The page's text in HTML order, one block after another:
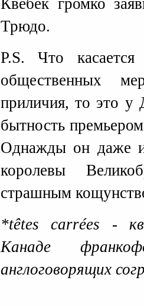
Квебек громко
Трюдо.
P.S. Что
общественных
приличия, то это у
бытность
Однажды он даже
королевы
страшным
*têtes carrées -
Канаде
англоговорящих